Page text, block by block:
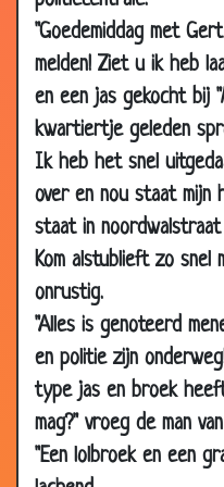
"Goedemiddag met
melden! Ziet u ik heb
en een jas gekocht bij
kwartiertje geleden
Ik heb het snel
over en nou staat mijn
staat in
Kom alstublieft zo snel
onrustig.
"Alles is genoteerd
en politie zijn
type jas en broek
mag?" vroeg de man
"Een lolbroek en een
06 Aug
2012
Simpel
31 Jul
2012
Oma mop
20 Jul
2012
Waarom geef je
20 Jul
2012
Waar zit de
13 Jul
2012
Neem uw bril
06 Jul
2012
Wat nu?
29 Jun
2012
Het zit niet mee
05 Apr
2012
Beste kus ooit